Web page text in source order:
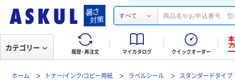
すべて
履歴・再注文 マイカタログ クイックオーダー
カテゴリー
ホーム トナー/インク/コピー用紙 ラベルシール スタンダードタイプ